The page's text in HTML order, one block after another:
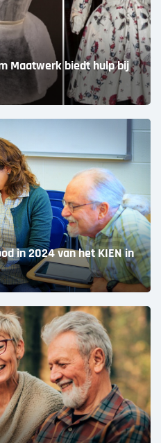
Maatwerk biedt hulp bij
in 2024 van het KIEN in